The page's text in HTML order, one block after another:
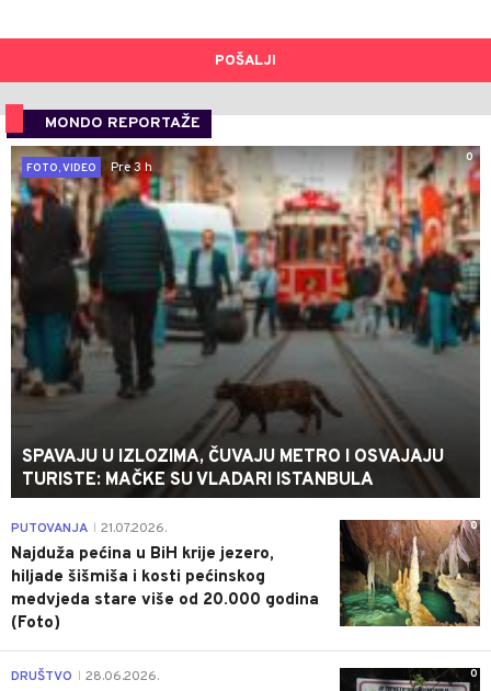
POŠALJI
MONDO REPORTAŽE
0
FOTO, VIDEO
Pre 3 h
SPAVAJU U IZLOZIMA, ČUVAJU METRO I OSVAJAJU
TURISTE: MAČKE SU VLADARI ISTANBULA
0
PUTOVANJA 21.07.2026.
Najduža pećina u BiH krije jezero,
hiljade šišmiša i kosti pećinskog
medvjeda stare više od 20.000 godina
(Foto)
0
DRUŠTVO 28.06.2026.